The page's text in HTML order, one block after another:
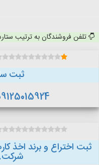
تلفن فروشندگان به ترتیب
ثبت
ثبت اختراع و برند اخذ